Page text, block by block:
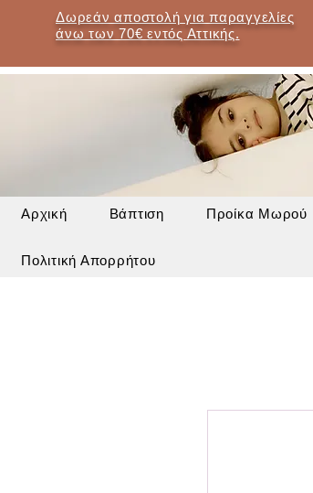
Δωρεάν αποστολή για παραγγελίες
άνω των 70€ εντός Αττικής.
Αρχική Βάπτιση Προίκα Μωρού
Πολιτική Απορρήτου